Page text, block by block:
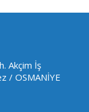
Akçim İş
/ OSMANİYE